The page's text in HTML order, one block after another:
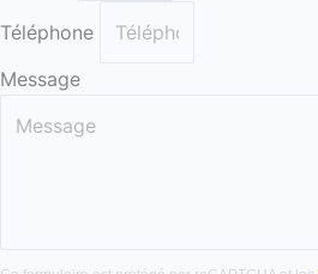
Téléphone
Message